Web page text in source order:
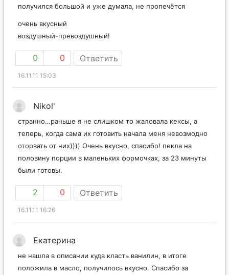
получился большой и уже думала, не пропечётся
очень вкусный
воздушный-превоздушный!
0 0 Ответить
16.11.11 15:03
Nikol'
странно…раньше я не слишком то жаловала кексы, а
теперь, когда сама их готовить начала меня невозмодно
оторвать от них)))) Очень вкусно, спасибо! пекла на
половину порции в маленьких формочках, за 23 минуты
были готовы.
2 0 Ответить
16.11.11 16:26
Екатерина
не нашла в описании куда класть ванилин, в итоге
положила в масло, получилось вкусно. Спасибо за